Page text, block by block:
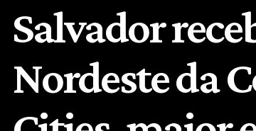
Salvador
Nordeste da